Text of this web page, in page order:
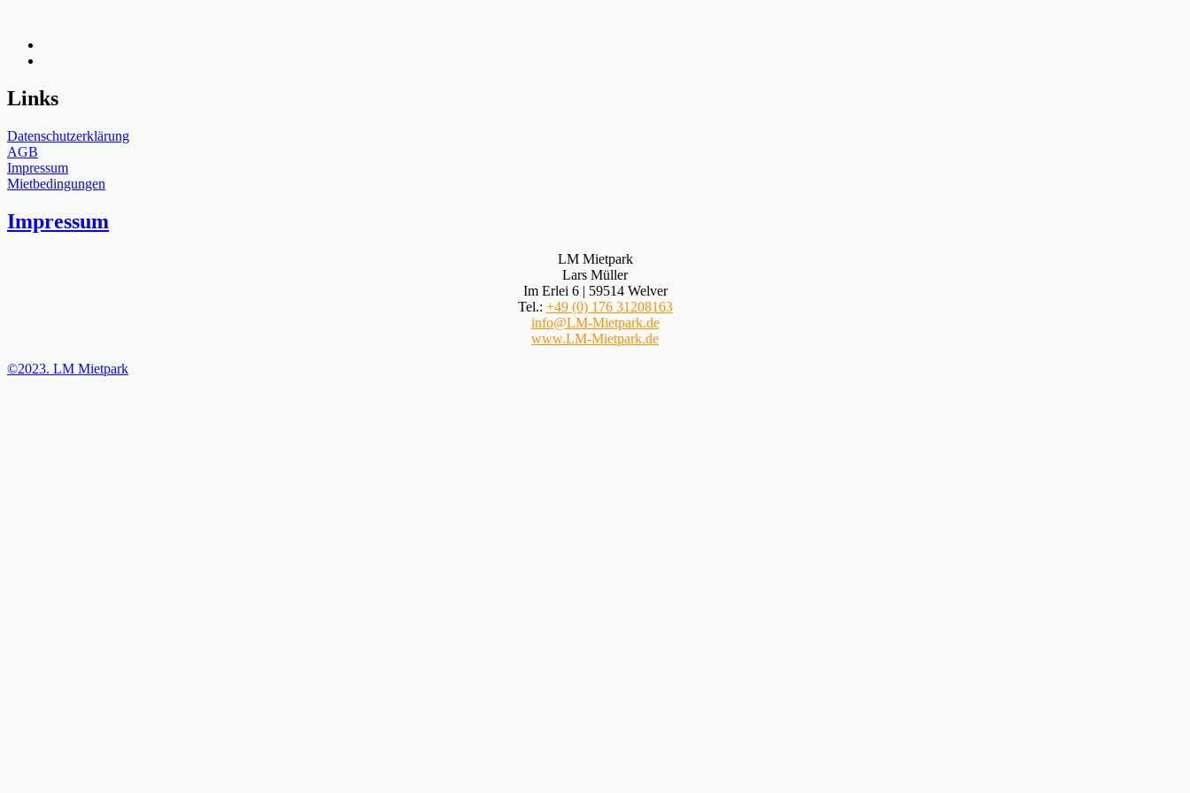
Links
Datenschutzerklärung
AGB
Impressum
Mietbedingungen
Impressum
LM Mietpark
Lars Müller
Im Erlei 6 | 59514 Welver
Tel.: +49 (0) 176 31208163
info@LM-Mietpark.de
www.LM-Mietpark.de
©2023. LM Mietpark